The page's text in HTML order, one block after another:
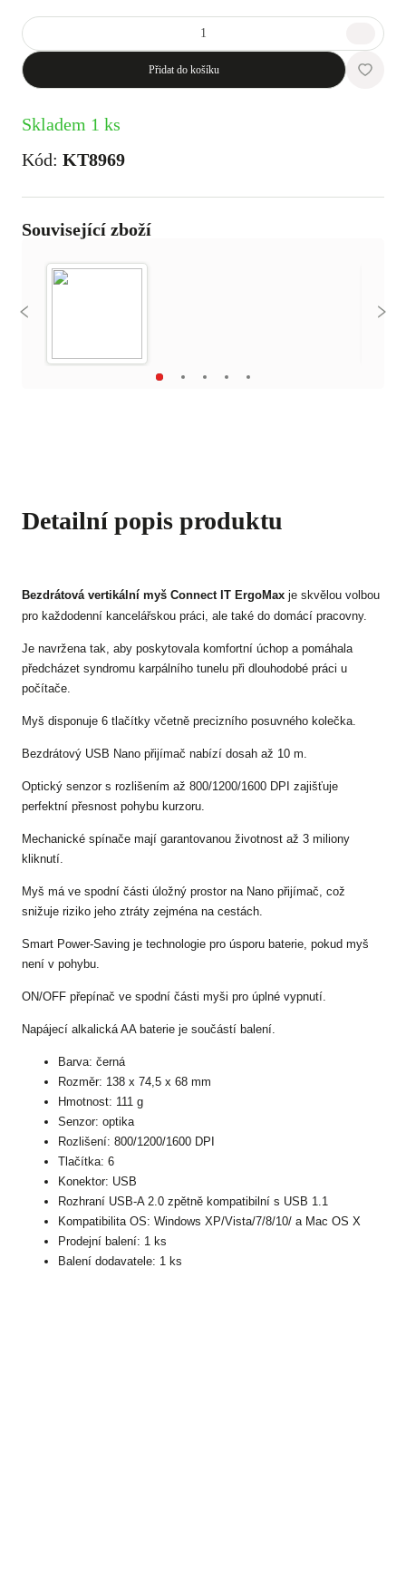
Přidat do košíku
Skladem 1 ks
Kód: KT8969
Související zboží
Detailní popis produktu
Bezdrátová vertikální myš Connect IT ErgoMax je skvělou volbou
pro každodenní kancelářskou práci, ale také do domácí pracovny.
Je navržena tak, aby poskytovala komfortní úchop a pomáhala
předcházet syndromu karpálního tunelu při dlouhodobé práci u
počítače.
Myš disponuje 6 tlačítky včetně precizního posuvného kolečka.
Bezdrátový USB Nano přijímač nabízí dosah až 10 m.
Optický senzor s rozlišením až 800/1200/1600 DPI zajišťuje
perfektní přesnost pohybu kurzoru.
Mechanické spínače mají garantovanou životnost až 3 miliony
kliknutí.
Myš má ve spodní části úložný prostor na Nano přijímač, což
snižuje riziko jeho ztráty zejména na cestách.
Smart Power-Saving je technologie pro úsporu baterie, pokud myš
není v pohybu.
ON/OFF přepínač ve spodní části myši pro úplné vypnutí.
Napájecí alkalická AA baterie je součástí balení.
Barva: černá
Rozměr: 138 x 74,5 x 68 mm
Hmotnost: 111 g
Senzor: optika
Rozlišení: 800/1200/1600 DPI
Tlačítka: 6
Konektor: USB
Rozhraní USB-A 2.0 zpětně kompatibilní s USB 1.1
Kompatibilita OS: Windows XP/Vista/7/8/10/ a Mac OS X
Prodejní balení: 1 ks
Balení dodavatele: 1 ks